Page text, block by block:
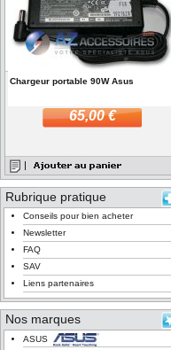
Chargeur portable 90W Asus
65,00 €
Rubrique pratique
Conseils pour bien acheter
Newsletter
FAQ
SAV
Liens partenaires
Nos marques
ASUS